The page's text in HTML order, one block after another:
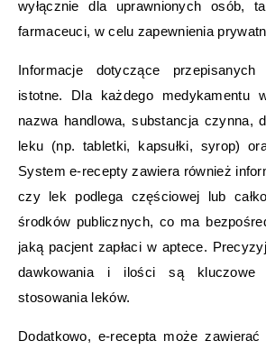
wyłącznie dla uprawnionych osób,
farmaceuci, w celu zapewnienia
Informacje dotyczące
istotne. Dla każdego medykamentu
nazwa handlowa, substancja czynna,
leku (np. tabletki, kapsułki, syrop)
System e-recepty zawiera również
czy lek podlega częściowej lub
środków publicznych, co ma
jaką pacjent zapłaci w aptece.
dawkowania i ilości są kluczowe
stosowania leków.
Dodatkowo, e-recepta może